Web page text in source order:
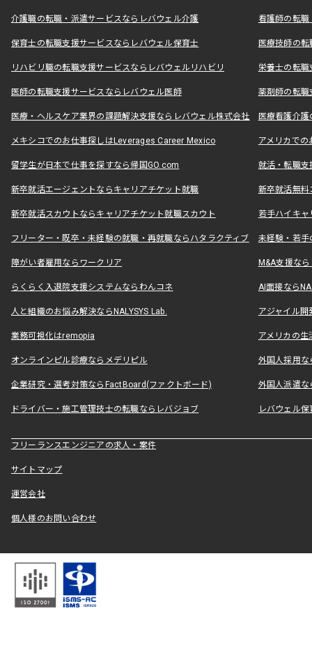
介護職の転職・派遣サービスならレバウェル介護 看護師の転
保育士の転職支援サービスならレバウェル保育士 医療技師の
リハビリ職の転職支援サービスならレバウェルリハビリ 栄養士の転
医師の転職支援サービスならレバウェル医師 薬剤師の転
医療・ヘルスケア業界の課題解決支援ならレバウェル株式会社 医療看護介
メキシコでのお仕事探しはLeverages Career Mexico アメリカで
留学生が日本で仕事を探すなら帰国GO.com 就活・転職
新卒就活エージェントならキャリアチケット就職 新卒就活無料
新卒就活スカウトならキャリアチケット就職スカウト 若手ハイキ
フリーター・既卒・未経験の就職・再就職ならハタラクティブ 未経験・若手
障がい者雇用ならワークリア M&A支援な
らくらく入退院支援システムならわんコネ AI面接なら
人と組織のお悩み解決ならNALYSYS Lab. アジャイル
業務可視化はremopia アメリカの
オンラインピル診療ならメデリピル 外国人採用
企業研究・選考対策ならFactBoard(ファクトボード) 外国人派遣な
ドライバー・施工管理技士の転職ならレバジョブ レバウェル
フリーランスエンジニアの求人・案件
サイトマップ
運営会社
個人様のお問い合わせ